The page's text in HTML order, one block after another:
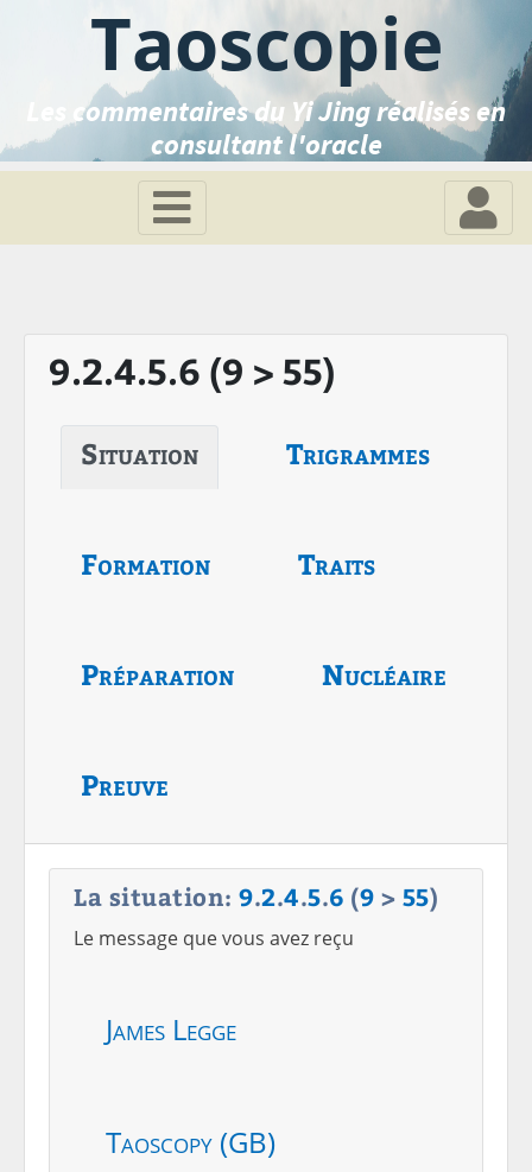
Taoscopie
Les commentaires du Yi Jing réalisés en
consultant l'oracle
9.2.4.5.6 (9 > 55)
Situation Trigrammes
Formation Traits
Préparation Nucléaire
Preuve
La situation: 9.2.4.5.6 (9 > 55)
Le message que vous avez reçu
James Legge
Taoscopy (GB)